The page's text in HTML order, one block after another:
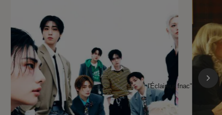
l'Éclaireur fnac">